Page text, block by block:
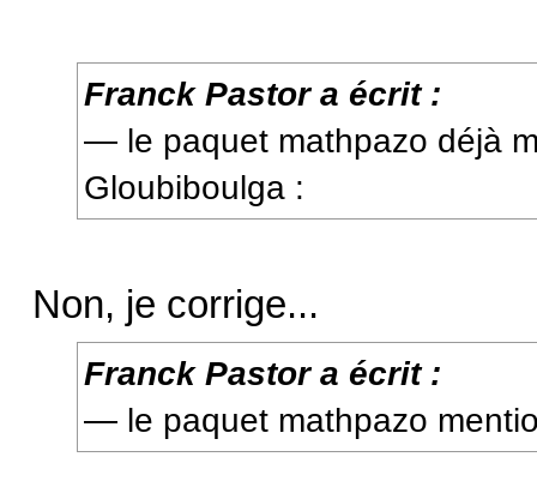
Franck Pastor a écrit :
— le paquet mathpazo déjà
Gloubiboulga :
Non, je corrige...
Franck Pastor a écrit :
— le paquet mathpazo